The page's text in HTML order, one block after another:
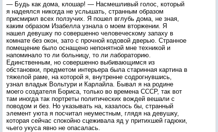
— Будь как дома, клошар! — Насмешливый голос, который
я надеялся никогда не услышать, странным образом
присмирил всех ползучих. Я пошел вглубь дома, не зная,
каким образом Изабелла узнала о моем вторжении. Я
нашел девушку по совершенно человеческому запаху в
комнате без окон, зато с прочной кодовой дверью. Странное
помещение было оснащено непонятной мне техникой и
напоминало то ли больницу, то ли лабораторию.
Единственным, но совершенно выбивающимся из
обстановки, предметом интерьера была старинная картина в
тяжелой раме, на которой я, внутренне содрогнувшись,
узнал владык Вольтури и Карлайла. Бывал я на родине
моего создателя Бориса, только во времена СССР, так вот
там иногда так портреты политических вождей вешали с
поводом и без. Но указывать на, казалось бы, странный
элемент уюта я посчитал неуместным, глядя на девушку,
которая сейчас спокойно сцеживала яд у притихшей гадюки,
чьего укуса явно не опасалась.